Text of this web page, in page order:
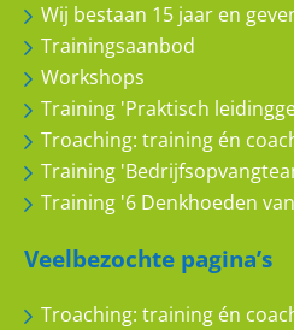
Wij bestaan 15 jaar en
Trainingsaanbod
Workshops
Training 'Praktisch
Troaching: training én
Training
Training '6 Denkhoeden
Veelbezochte pagina’s
Troaching: training én